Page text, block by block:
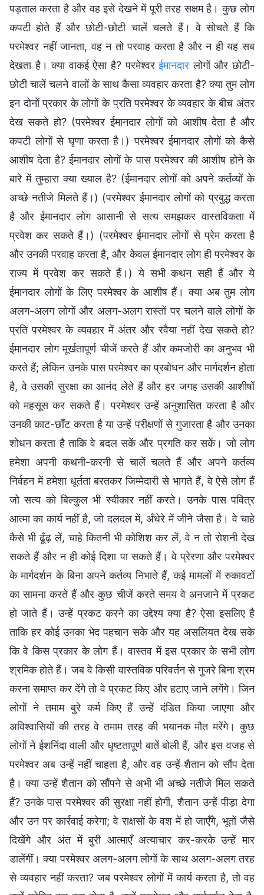
पड़ताल करता है और वह इसे देखने में पूरी तरह सक्षम है। कुछ लोग
कपटी होते हैं और छोटी-छोटी चालें चलते हैं। वे सोचते हैं कि
परमेश्वर नहीं जानता, वह न तो परवाह करता है और न ही यह सब
देखता है। क्या वाकई ऐसा है? परमेश्वरईमानदार लोगों और छोटी-
छोटी चालें चलने वालों के साथ कैसा व्यवहार करता है? क्या तुम लोग
इन दोनों प्रकार के लोगों के प्रति परमेश्वर के व्यवहार के बीच अंतर
देख सकते हो? (परमेश्वर ईमानदार लोगों को आशीष देता है और
कपटी लोगों से घृणा करता है।) परमेश्वर ईमानदार लोगों को कैसे
आशीष देता है? ईमानदार लोगों के पास परमेश्वर की आशीष होने के
बारे में तुम्हारा क्या ख्याल है? (ईमानदार लोगों को अपने कर्तव्यों के
अच्छे नतीजे मिलते हैं।) (परमेश्वर ईमानदार लोगों को प्रबुद्ध करता
है और ईमानदार लोग आसानी से सत्य समझकर वास्तविकता में
प्रवेश कर सकते हैं।) (परमेश्वर ईमानदार लोगों से प्रेम करता है
और उनकी परवाह करता है, और केवल ईमानदार लोग ही परमेश्वर के
राज्य में प्रवेश कर सकते हैं।) ये सभी कथन सही हैं और ये
ईमानदार लोगों के लिए परमेश्वर के आशीष हैं। क्या अब तुम लोग
अलग-अलग लोगों और अलग-अलग रास्तों पर चलने वाले लोगों के
प्रति परमेश्वर के व्यवहार में अंतर और रवैया नहीं देख सकते हो?
ईमानदार लोग मूर्खतापूर्ण चीजें करते हैं और कमजोरी का अनुभव भी
करते हैं; लेकिन उनके पास परमेश्वर का प्रबोधन और मार्गदर्शन होता
है, वे उसकी सुरक्षा का आनंद लेते हैं और हर जगह उसकी आशीषों
को महसूस कर सकते हैं। परमेश्वर उन्हें अनुशासित करता है और
उनकी काट-छाँट करता है या उन्हें परीक्षणों से गुजारता है और उनका
शोधन करता है ताकि वे बदल सकें और प्रगति कर सकें। जो लोग
हमेशा अपनी कथनी-करनी से चालें चलते हैं और अपने कर्तव्य
निर्वहन में हमेशा धूर्तता बरतकर जिम्मेदारी से भागते हैं, वे ऐसे लोग हैं
जो सत्य को बिल्कुल भी स्वीकार नहीं करते। उनके पास पवित्र
आत्मा का कार्य नहीं है, जो दलदल में, अँधेरे में जीने जैसा है। वे चाहे
कैसे भी ढूँढ़ लें, चाहे कितनी भी कोशिश कर लें, वे न तो रोशनी देख
सकते हैं और न ही कोई दिशा पा सकते हैं। वे प्रेरणा और परमेश्वर
के मार्गदर्शन के बिना अपने कर्तव्य निभाते हैं, कई मामलों में रुकावटों
का सामना करते हैं और कुछ चीजें करते समय वे अनजाने में प्रकट
हो जाते हैं। उन्हें प्रकट करने का उद्देश्य क्या है? ऐसा इसलिए है
ताकि हर कोई उनका भेद पहचान सके और यह असलियत देख सके
कि वे किस प्रकार के लोग हैं। वास्तव में इस प्रकार के सभी लोग
श्रमिक होते हैं। जब वे किसी वास्तविक परिवर्तन से गुजरे बिना श्रम
करना समाप्त कर देंगे तो वे प्रकट किए और हटाए जाने लगेंगे। जिन
लोगों ने तमाम बुरे कर्म किए हैं उन्हें दंडित किया जाएगा और
अविश्वासियों की तरह वे तमाम तरह की भयानक मौत मरेंगे। कुछ
लोगों ने ईशनिंदा वाली और धृष्टतापूर्ण बातें बोली हैं, और इस वजह से
परमेश्वर अब उन्हें नहीं चाहता है, और वह उन्हें शैतान को सौंप देता
है। क्या उन्हें शैतान को सौंपने से अभी भी अच्छे नतीजे मिल सकते
हैं? उनके पास परमेश्वर की सुरक्षा नहीं होगी, शैतान उन्हें पीड़ा देगा
और उन पर कार्रवाई करेगा; वे राक्षसों के वश में हो जाएँगे, भूतों जैसे
दिखेंगे और अंत में बुरी आत्माएँ अत्याचार कर-करके उन्हें मार
डालेंगीं। क्या परमेश्वर अलग-अलग लोगों के साथ अलग-अलग तरह
से व्यवहार नहीं करता? जब परमेश्वर लोगों में कार्य करता है, तो वह